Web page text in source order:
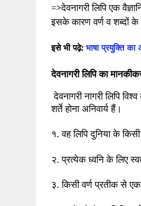
=>देवनागरी लिपि एक
इसके कारण वर्ण व शब्दों
इसे भी पढ़े: भाषा प्रयुक्ति का
देवनागरी लिपि का
देवनागरीनागरी लिपि
शर्ते होना अनिवार्य हैं।
१. वह लिपि दुनिया के
२. प्रत्येक ध्वनि के लिए
३. किसी वर्ण प्रतीक से